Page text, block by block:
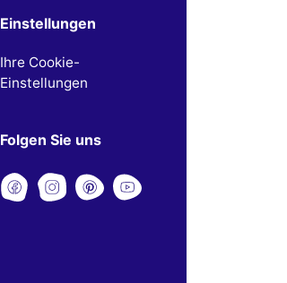
Einstellungen
Ihre Cookie-
Einstellungen
Folgen Sie uns